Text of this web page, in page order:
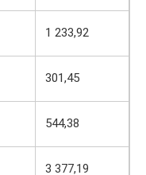
1 233,92
301,45
544,38
3 377,19